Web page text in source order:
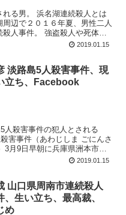
る男。 浜名湖連続殺人とは
辺で２０１６年夏、男性二人
盗殺人や死体損
2019.01.15
淡路島5人殺害事件、現
立ち、Facebook
人殺害事件の犯人とされる
害事件（あわじしま ごにんさ
月9日早朝に兵庫県洲本市中
2019.01.15
山口県周南市連続殺人
、生い立ち、最高裁、
め